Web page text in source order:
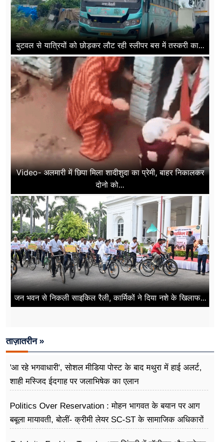
बुटवल से यात्रियों को छोड़कर लौट रही स्लीपर बस में तस्करी का...
Video- अलमारी में छिपा मिला शादीशुदा का प्रेमी, बाहर निकालकर
दोनो को...
जन भवन से निकली साइकिल रैली, कार्मिकों ने दिया नशे के खिलाफ...
ताज़ातरीन »
'आ रहे भगवाधारी', सोशल मीडिया पोस्ट के बाद मथुरा में हाई अलर्ट,
शाही मस्जिद ईदगाह पर जलाभिषेक का एलान
Politics Over Reservation : मोहन भागवत के बयान पर आग
बबूला मायावती, बोलीं- क्रीमी लेयर SC-ST के सामाजिक अधिकारों